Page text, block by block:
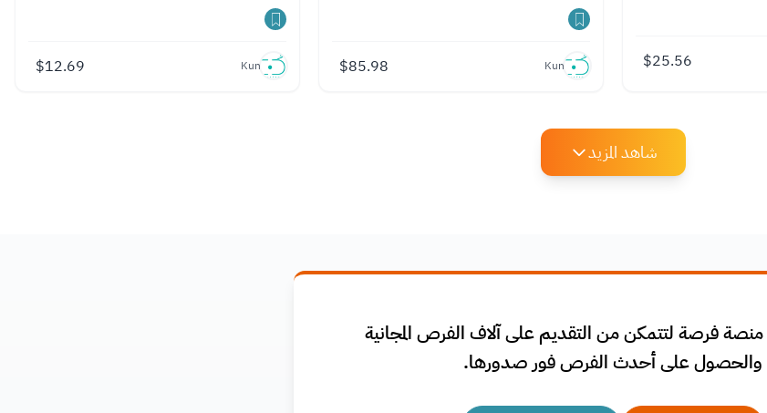
$25.56
Kun
$85.98
Kun
$12.69
شاهد المزيد
منصة فرصة لتتمكن من التقديم على آلاف الفرص المجانية
والحصول على أحدث الفرص فور صدورها.